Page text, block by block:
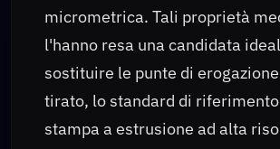
micrometrica. Tali proprietà
l'hanno resa una candidata
sostituire le punte di
tirato, lo standard di
stampa a estrusione ad alta